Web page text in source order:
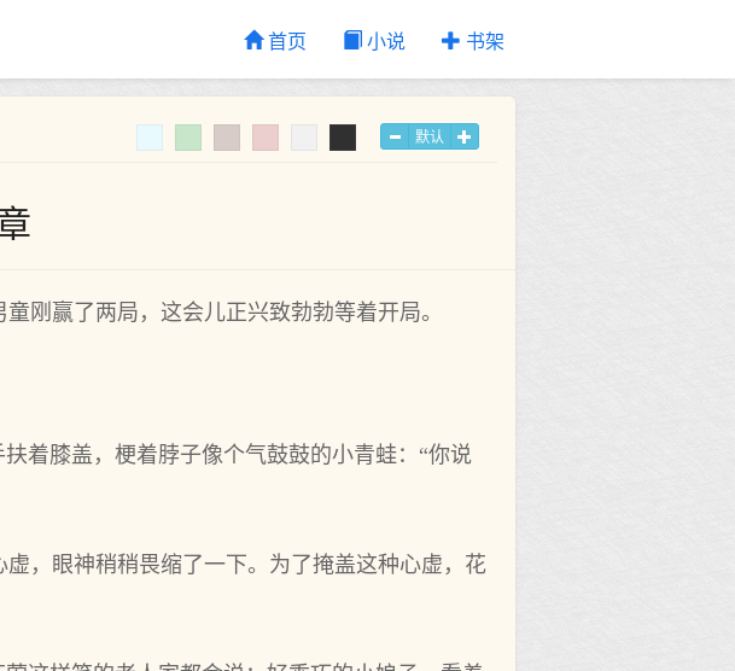
首页 小说 书架
默认
刚赢了两局，这会儿正兴致勃勃等着开局。
着膝盖，梗着脖子像个气鼓鼓的小青蛙：“你说
，眼神稍稍畏缩了一下。为了掩盖这种心虚，花